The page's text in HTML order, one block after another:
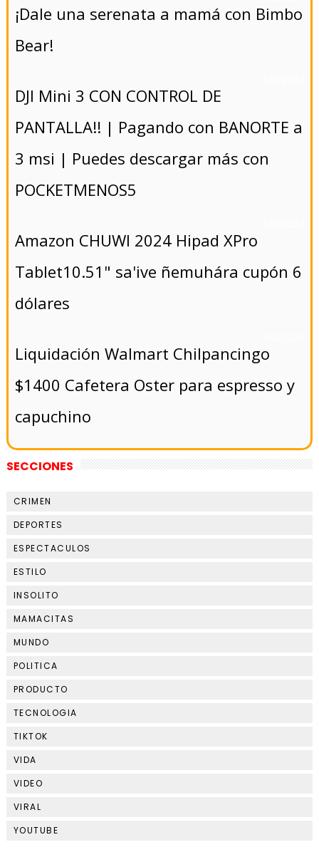
¡Dale una serenata a mamá con Bimbo
Bear!
DJI Mini 3 CON CONTROL DE
PANTALLA!! | Pagando con BANORTE a
3 msi | Puedes descargar más con
POCKETMENOS5
Amazon CHUWI 2024 Hipad XPro
Tablet10.51" sa'ive ñemuhára cupón 6
dólares
Liquidación Walmart Chilpancingo
$1400 Cafetera Oster para espresso y
capuchino
SECCIONES
CRIMEN
DEPORTES
ESPECTACULOS
ESTILO
INSOLITO
MAMACITAS
MUNDO
POLITICA
PRODUCTO
TECNOLOGIA
TIKTOK
VIDA
VIDEO
VIRAL
YOUTUBE